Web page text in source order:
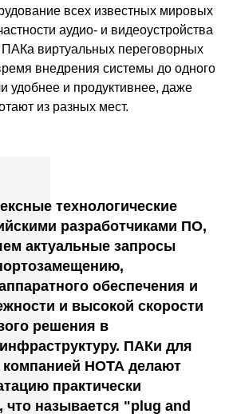
всех известных мировых
аудио- и видеоустройства
виртуальных переговорных
внедрения системы до одного
удобнее и продуктивнее, даже
из разных мест.
технологические
разработчиками ПО,
актуальные запросы
обеспечения и
и высокой скорости
решения в
ПАКи для
компанией НОТА делают
практически
называется "plug and